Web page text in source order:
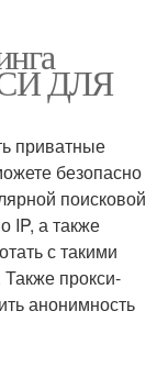
ДЛЯ
приватные
безопасно
поисковой
IP, а также
с такими
прокси-
анонимность